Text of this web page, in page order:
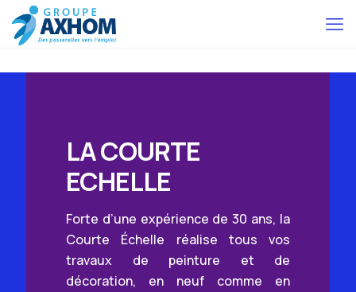
LA COURTE
ECHELLE
Forte d’une expérience de 30 ans, la
Courte Échelle réalise tous vos
travaux de peinture et de
décoration, en neuf comme en